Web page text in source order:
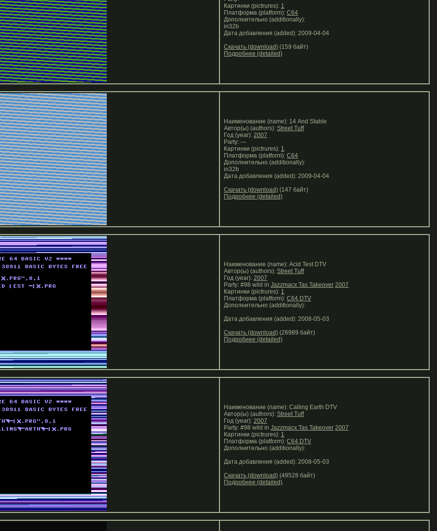
Картинки (pictrures): 1
Платформа (platform): C64
Дополнительно (additionally):
in32b
Дата добавления (added): 2009-04-04
Скачать (download) (159 байт)
Подробнее (detailed)
Наименование (name): 14 And Stable
Автор(ы) (authors): Street Tuff
Год (year): 2007
Party: ---
Картинки (pictrures): 1
Платформа (platform): C64
Дополнительно (additionally):
in32b
Дата добавления (added): 2009-04-04
Скачать (download) (147 байт)
Подробнее (detailed)
Наименование (name): Acid Test DTV
Автор(ы) (authors): Street Tuff
Год (year): 2007
Party: #98 wild in Jazzmacx Tas Takeover 2007
Картинки (pictrures): 1
Платформа (platform): C64 DTV
Дополнительно (additionally):
Дата добавления (added): 2008-05-03
Скачать (download) (26989 байт)
Подробнее (detailed)
Наименование (name): Calling Earth DTV
Автор(ы) (authors): Street Tuff
Год (year): 2007
Party: #98 wild in Jazzmacx Tas Takeover 2007
Картинки (pictrures): 1
Платформа (platform): C64 DTV
Дополнительно (additionally):
Дата добавления (added): 2008-05-03
Скачать (download) (49528 байт)
Подробнее (detailed)